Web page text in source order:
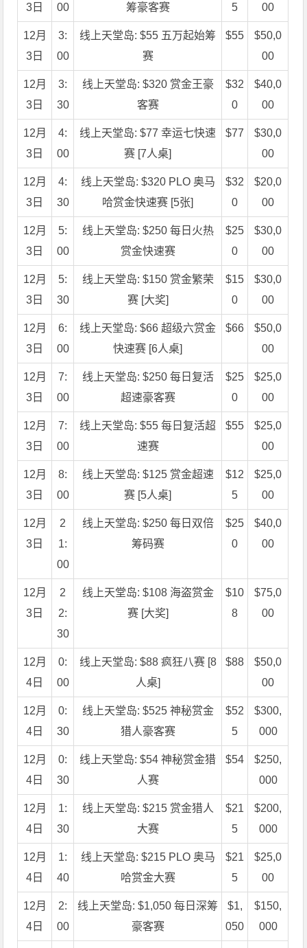
3日
00
筹豪客赛
5
00
12月
3日
3:
00
线上天堂岛: $55 五万起始筹
赛
$55
$50,0
00
12月
3日
3:
30
线上天堂岛: $320 赏金王豪
客赛
$32
0
$40,0
00
12月
3日
4:
00
线上天堂岛: $77 幸运七快速
赛 [7人桌]
$77
$30,0
00
12月
3日
4:
30
线上天堂岛: $320 PLO 奥马
哈赏金快速赛 [5张]
$32
0
$20,0
00
12月
3日
5:
00
线上天堂岛: $250 每日火热
赏金快速赛
$25
0
$30,0
00
12月
3日
5:
30
线上天堂岛: $150 赏金繁荣
赛 [大奖]
$15
0
$30,0
00
12月
3日
6:
00
线上天堂岛: $66 超级六赏金
快速赛 [6人桌]
$66
$50,0
00
12月
3日
7:
00
线上天堂岛: $250 每日复活
超速豪客赛
$25
0
$25,0
00
12月
3日
7:
00
线上天堂岛: $55 每日复活超
速赛
$55
$25,0
00
12月
3日
8:
00
线上天堂岛: $125 赏金超速
赛 [5人桌]
$12
5
$25,0
00
12月
3日
2
1:
00
线上天堂岛: $250 每日双倍
筹码赛
$25
0
$40,0
00
12月
3日
2
2:
30
线上天堂岛: $108 海盗赏金
赛 [大奖]
$10
8
$75,0
00
12月
4日
0:
00
线上天堂岛: $88 疯狂八赛 [8
人桌]
$88
$50,0
00
12月
4日
0:
30
线上天堂岛: $525 神秘赏金
猎人豪客赛
$52
5
$300,
000
12月
4日
0:
30
线上天堂岛: $54 神秘赏金猎
人赛
$54
$250,
000
12月
4日
1:
30
线上天堂岛: $215 赏金猎人
大赛
$21
5
$200,
000
12月
4日
1:
40
线上天堂岛: $215 PLO 奥马
哈赏金大赛
$21
5
$25,0
00
12月
4日
2:
00
线上天堂岛: $1,050 每日深筹
豪客赛
$1,
050
$150,
000